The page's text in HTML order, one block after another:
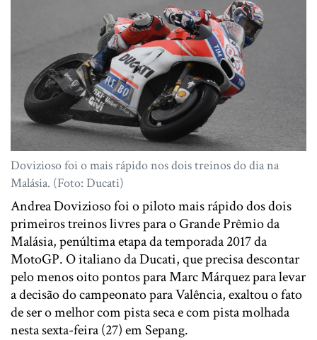
Dovizioso foi o mais rápido nos dois treinos do dia na
Malásia. (Foto: Ducati)
Andrea Dovizioso foi o piloto mais rápido dos dois
primeiros treinos livres para o Grande Prêmio da
Malásia, penúltima etapa da temporada 2017 da
MotoGP. O italiano da Ducati, que precisa descontar
pelo menos oito pontos para Marc Márquez para levar
a decisão do campeonato para Valência, exaltou o fato
de ser o melhor com pista seca e com pista molhada
nesta sexta-feira (27) em Sepang.